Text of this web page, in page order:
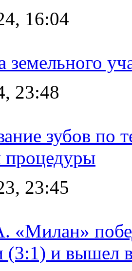
16:04
земельного
23:48
зубов по
23:45
«Милан»
(3:1) и вышел